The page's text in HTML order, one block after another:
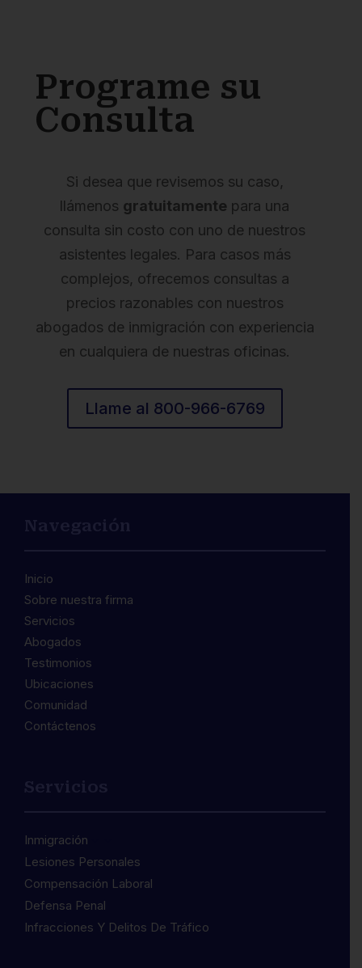
Programe su
Consulta
Si desea que revisemos su caso,
llámenos gratuitamente para una
consulta sin costo con uno de nuestros
asistentes legales. Para casos más
complejos, ofrecemos consultas a
precios razonables con nuestros
abogados de inmigración con experiencia
en cualquiera de nuestras oficinas.
Llame al 800-966-6769
Inicio
Sobre nuestra firma
Servicios
Abogados
Testimonios
Ubicaciones
Comunidad
Contáctenos
Inmigración
Lesiones Personales
Compensación Laboral
Defensa Penal
Infracciones Y Delitos De Tráfico